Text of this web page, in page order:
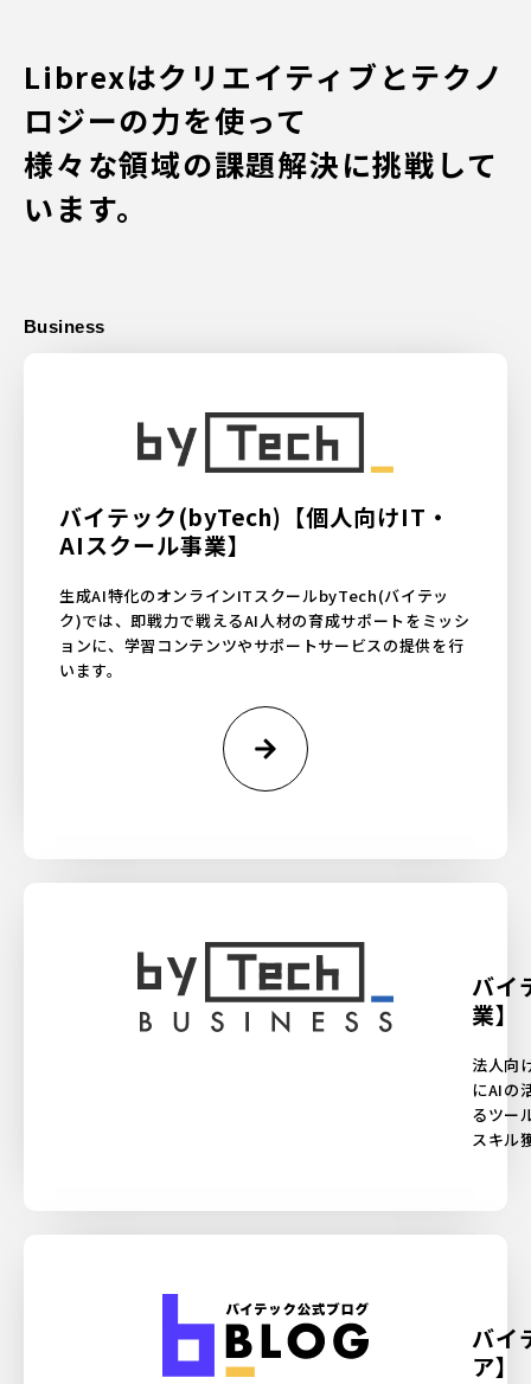
Librexはクリエイティブとテクノ
ロジーの力を使って
様々な領域の課題解決に挑戦して
います。
Business
バイテック(byTech)【個人向けIT・
AIスクール事業】
生成AI特化のオンラインITスクールbyTech(バイテッ
ク)では、即戦力で戦えるAI人材の育成サポートをミッシ
ョンに、学習コンテンツやサポートサービスの提供を行
います。
バイ
業】
法人向
にAIの
るツー
スキル
バイ
ア】